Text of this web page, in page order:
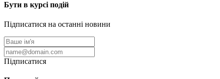
Бути в курсі подій
Підписатися на останні новини
Підписатися